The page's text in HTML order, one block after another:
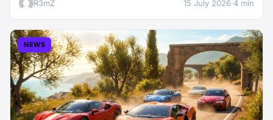
R3mZ 15 July 2026·4 min
NEWS